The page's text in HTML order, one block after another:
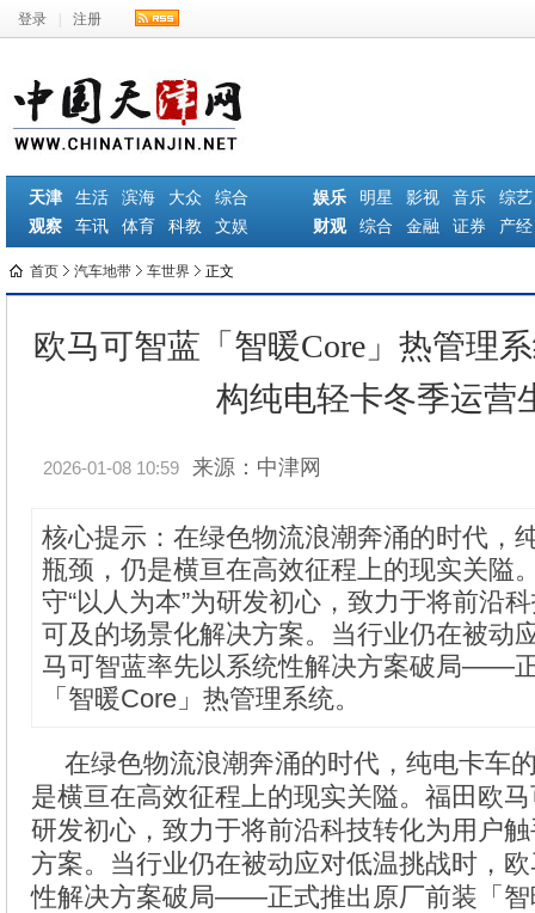
登录 注册
天津 生活 滨海 大众
综合
观察
车讯 体育 科教 文娱
娱乐 明星 影视 音乐
综艺
财观
综合 金融 证券 产经
首页 汽车地带 车世界 正文
欧马可智蓝「智暖Core」热管理
构纯电轻卡冬季运营
2026-01-08 10:59 来源：中津网
核心提示：在绿色物流浪潮奔涌的时代，
瓶颈，仍是横亘在高效征程上的现实关隘
守“以人为本”为研发初心，致力于将前沿
可及的场景化解决方案。当行业仍在被动
马可智蓝率先以系统性解决方案破局——
「智暖Core」热管理系统。
在绿色物流浪潮奔涌的时代，纯电卡车
是横亘在高效征程上的现实关隘。福田欧马
研发初心，致力于将前沿科技转化为用户
方案。当行业仍在被动应对低温挑战时，
性解决方案破局——正式推出原厂前装「智